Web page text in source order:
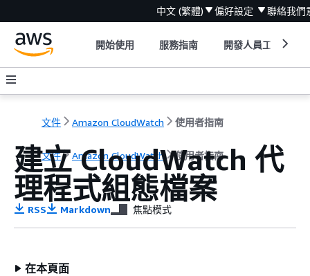
中文 (繁體) 偏好設定 聯絡我們
開始使用 服務指南 開發人員工具
文件 Amazon CloudWatch 使用者指南
文件 Amazon CloudWatch 使用者指南
建立 CloudWatch 代
理程式組態檔案
RSS Markdown 焦點模式
在本頁面